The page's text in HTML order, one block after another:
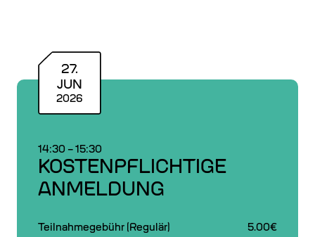
27.
JUN
2026
14:30 –15:30
KOSTENPFLICHTIGE
ANMELDUNG
Teilnahmegebühr (Regulär) 5.00€